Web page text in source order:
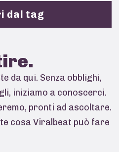
dal tag
da qui. Senza obblighi,
iniziamo a conoscerci.
pronti ad ascoltare.
cosa Viralbeat può fare